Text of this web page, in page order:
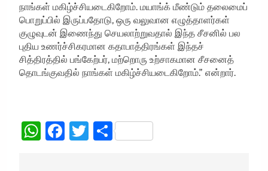
நாங்கள் மகிழ்ச்சியடைகிறோம். மயாங்க் மீண்டும் தலைமைப்
பொறுப்பில் இருப்பதோடு, ஒரு வலுவான எழுத்தாளர்கள்
குழுவுடன் இணைந்து செயலாற்றுவதால் இந்த சீசனில் பல
புதிய உணர்ச்சிகரமான கதாபாத்திரங்கள் இந்தச்
சித்திரத்தில் பங்கேற்பர், மற்றொரு உற்சாகமான சீசனைத்
தொடங்குவதில் நாங்கள் மகிழ்ச்சியடைகிறோம்.” என்றார்.
WhatsApp
Facebook
TwitterShare